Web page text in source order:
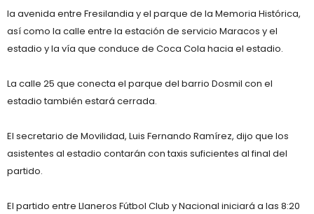
la avenida entre Fresilandia y el parque de la Memoria Histórica,
así como la calle entre la estación de servicio Maracos y el
estadio y la vía que conduce de Coca Cola hacia el estadio.
La calle 25 que conecta el parque del barrio Dosmil con el
estadio también estará cerrada.
El secretario de Movilidad, Luis Fernando Ramírez, dijo que los
asistentes al estadio contarán con taxis suficientes al final del
partido.
El partido entre Llaneros Fútbol Club y Nacional iniciará a las 8:20